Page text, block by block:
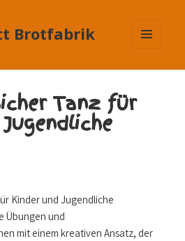
Brotfabrik
Tanz für
Kinder und Jugendliche
Übungen und
mit einem kreativen Ansatz, der